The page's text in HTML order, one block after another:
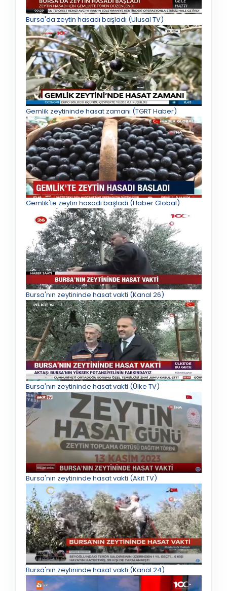
Bursa'da zeytin hasadı başladı (Ulusal TV)
Gemlik zeytininde hasat zamanı (TGRT Haber)
Gemlik'te zeytin hasadı başladı (Haber Global)
Bursa'nın zeytininde hasat vakti (Kanal 26)
Bursa'nın zeytininde hasat vakti (Ülke TV)
Bursa'nın zeytininde hasat vakti (Akit TV)
Bursa'nın zeytininde hasat vakti (Kanal 24)